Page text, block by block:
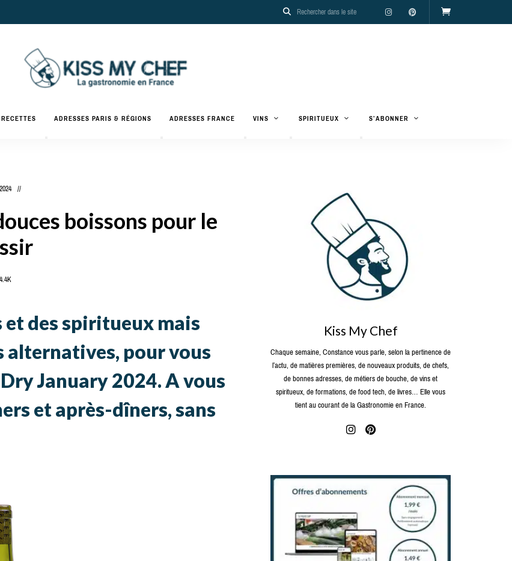
Kiss
gastronomiques
et
RECETTES ADRESSES PARIS & RÉGIONS ADRESSES FRANCE VINS SPIRITUEUX S’ABONNER
boissons pour le
4.4K
et des spiritueux mais
alternatives, pour vous
January 2024. A vous
et après-dîners, sans
Kiss My Chef
Chaque semaine, Constance vous parle, selon la pertinence de
l’actu, de matières premières, de nouveaux produits, de chefs,
de bonnes adresses, de métiers de bouche, de vins et
spiritueux, de formations, de food tech, de livres… Elle vous
tient au courant de la Gastronomie en France.